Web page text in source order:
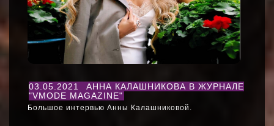
03.05.2021
АННА КАЛАШНИКОВА В ЖУРНАЛЕ
"VMODE MAGAZINE"
Большое интервью Анны Калашниковой.